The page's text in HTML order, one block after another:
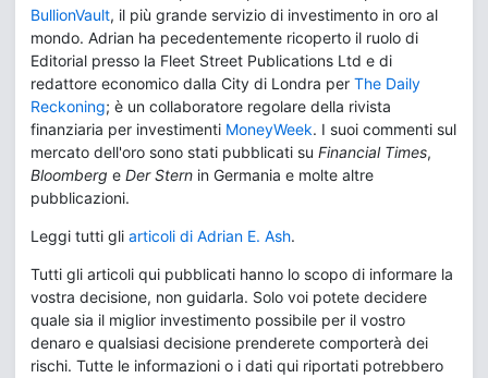
BullionVault, il più grande servizio di investimento in oro al
mondo. Adrian ha pecedentemente ricoperto il ruolo di
Editorial presso la Fleet Street Publications Ltd e di
redattore economico dalla City di Londra per The Daily
Reckoning; è un collaboratore regolare della rivista
finanziaria per investimenti MoneyWeek. I suoi commenti sul
mercato dell'oro sono stati pubblicati su Financial Times,
Bloomberg e Der Stern in Germania e molte altre
pubblicazioni.
Leggi tutti gli articoli di Adrian E. Ash.
Tutti gli articoli qui pubblicati hanno lo scopo di informare la
vostra decisione, non guidarla. Solo voi potete decidere
quale sia il miglior investimento possibile per il vostro
denaro e qualsiasi decisione prenderete comporterà dei
rischi. Tutte le informazioni o i dati qui riportati potrebbero